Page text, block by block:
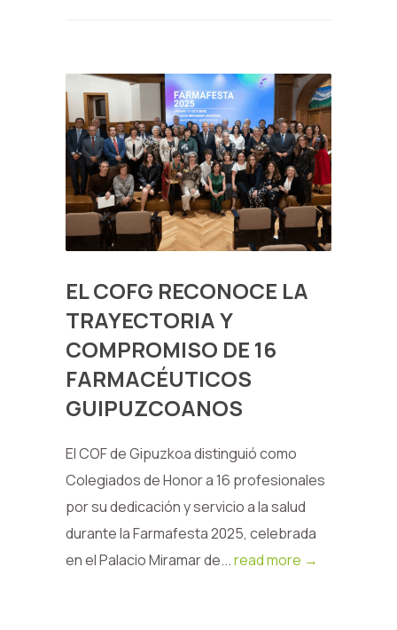
EL COFG RECONOCE LA
TRAYECTORIA Y
COMPROMISO DE 16
FARMACÉUTICOS
GUIPUZCOANOS
El COF de Gipuzkoa distinguió como
Colegiados de Honor a 16 profesionales
por su dedicación y servicio a la salud
durante la Farmafesta 2025, celebrada
en el Palacio Miramar de...read more →